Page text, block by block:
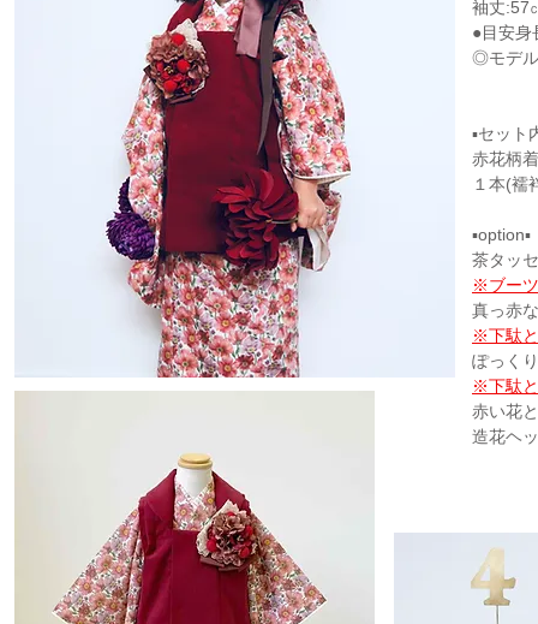
袖丈:57
●目安身
◎モデ
▪セット
赤花柄
１本(襦
▪option▪
茶タッ
※ブー
真っ赤
※下駄
ぽっく
※下駄
赤い花
造花ヘ